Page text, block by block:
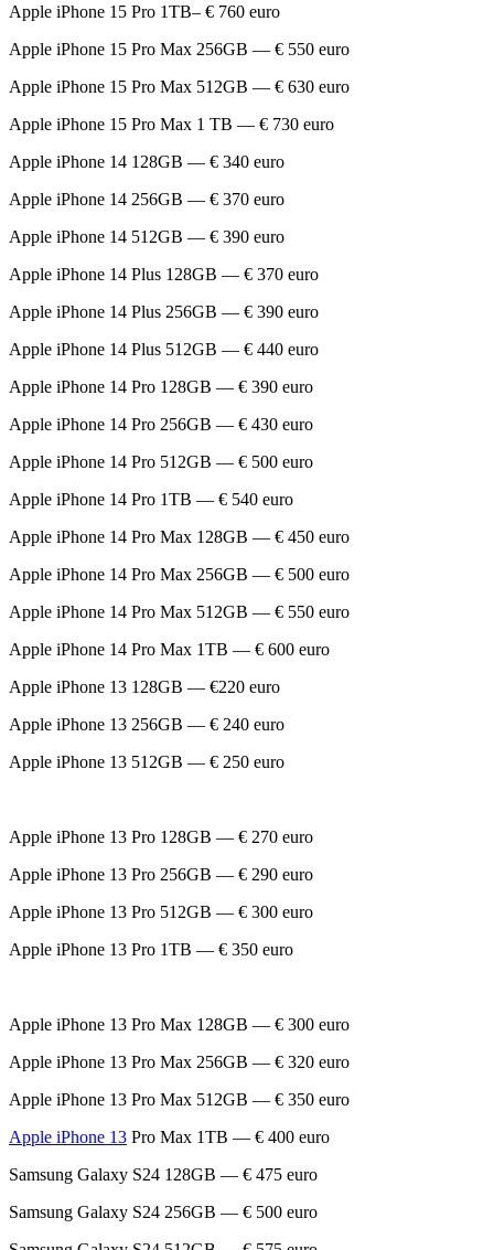
Apple iPhone 15 Pro 1TB– € 760 euro
Apple iPhone 15 Pro Max 256GB — € 550 euro
Apple iPhone 15 Pro Max 512GB — € 630 euro
Apple iPhone 15 Pro Max 1 TB — € 730 euro
Apple iPhone 14 128GB — € 340 euro
Apple iPhone 14 256GB — € 370 euro
Apple iPhone 14 512GB — € 390 euro
Apple iPhone 14 Plus 128GB — € 370 euro
Apple iPhone 14 Plus 256GB — € 390 euro
Apple iPhone 14 Plus 512GB — € 440 euro
Apple iPhone 14 Pro 128GB — € 390 euro
Apple iPhone 14 Pro 256GB — € 430 euro
Apple iPhone 14 Pro 512GB — € 500 euro
Apple iPhone 14 Pro 1TB — € 540 euro
Apple iPhone 14 Pro Max 128GB — € 450 euro
Apple iPhone 14 Pro Max 256GB — € 500 euro
Apple iPhone 14 Pro Max 512GB — € 550 euro
Apple iPhone 14 Pro Max 1TB — € 600 euro
Apple iPhone 13 128GB — €220 euro
Apple iPhone 13 256GB — € 240 euro
Apple iPhone 13 512GB — € 250 euro
Apple iPhone 13 Pro 128GB — € 270 euro
Apple iPhone 13 Pro 256GB — € 290 euro
Apple iPhone 13 Pro 512GB — € 300 euro
Apple iPhone 13 Pro 1TB — € 350 euro
Apple iPhone 13 Pro Max 128GB — € 300 euro
Apple iPhone 13 Pro Max 256GB — € 320 euro
Apple iPhone 13 Pro Max 512GB — € 350 euro
Apple iPhone 13 Pro Max 1TB — € 400 euro
Samsung Galaxy S24 128GB — € 475 euro
Samsung Galaxy S24 256GB — € 500 euro